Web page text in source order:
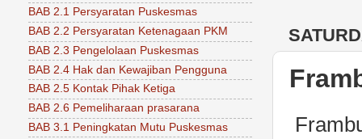
BAB 2.1 Persyaratan Puskesmas
BAB 2.2 Persyaratan Ketenagaan PKM
BAB 2.3 Pengelolaan Puskesmas
BAB 2.4 Hak dan Kewajiban Pengguna
BAB 2.5 Kontak Pihak Ketiga
BAB 2.6 Pemeliharaan prasarana
BAB 3.1 Peningkatan Mutu Puskesmas